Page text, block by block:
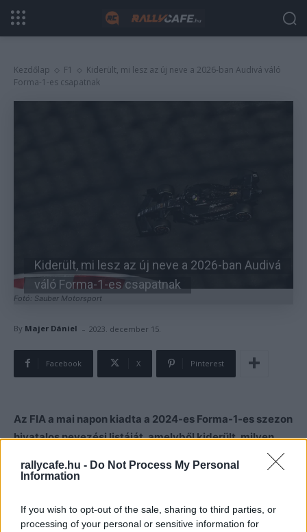
rallycafe.hu - Do Not Process My Personal
Information
If you wish to opt-out of the sale, sharing to third parties, or
processing of your personal or sensitive information for
Kezdőlap F1
Kiderült, mi lesz az új neve a 2026-ban Audivá váló
Forma-1-es csapatnak
Fotó: Sauber Motorsport
Kiderült, mi lesz az új neve a 2026-ban Audivá
váló Forma-1-es csapatnak
By Majer Dániel - 2023. december 15.
Facebook X Pinterest
Az FIA a mai napon kiadta a 2024-es Forma-1-es szezon
hivatalos nevezési listáját, amelyből kiderült, milyen
néven versenyez jövőre az Alfa Romeóval szakító, de
Audivá csak 2026-tól váló Sauber-istálló, illetve az is,
változó neve.